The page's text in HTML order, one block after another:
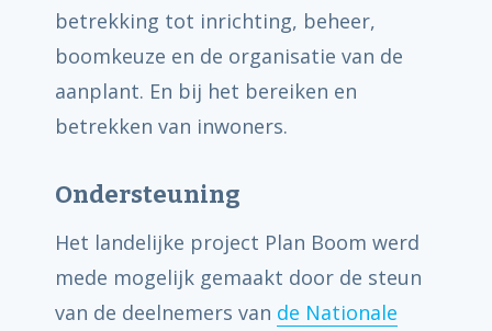
betrekking tot inrichting, beheer,
boomkeuze en de organisatie van de
aanplant. En bij het bereiken en
betrekken van inwoners.
Ondersteuning
Het landelijke project Plan Boom werd
mede mogelijk gemaakt door de steun
van de deelnemers van de Nationale